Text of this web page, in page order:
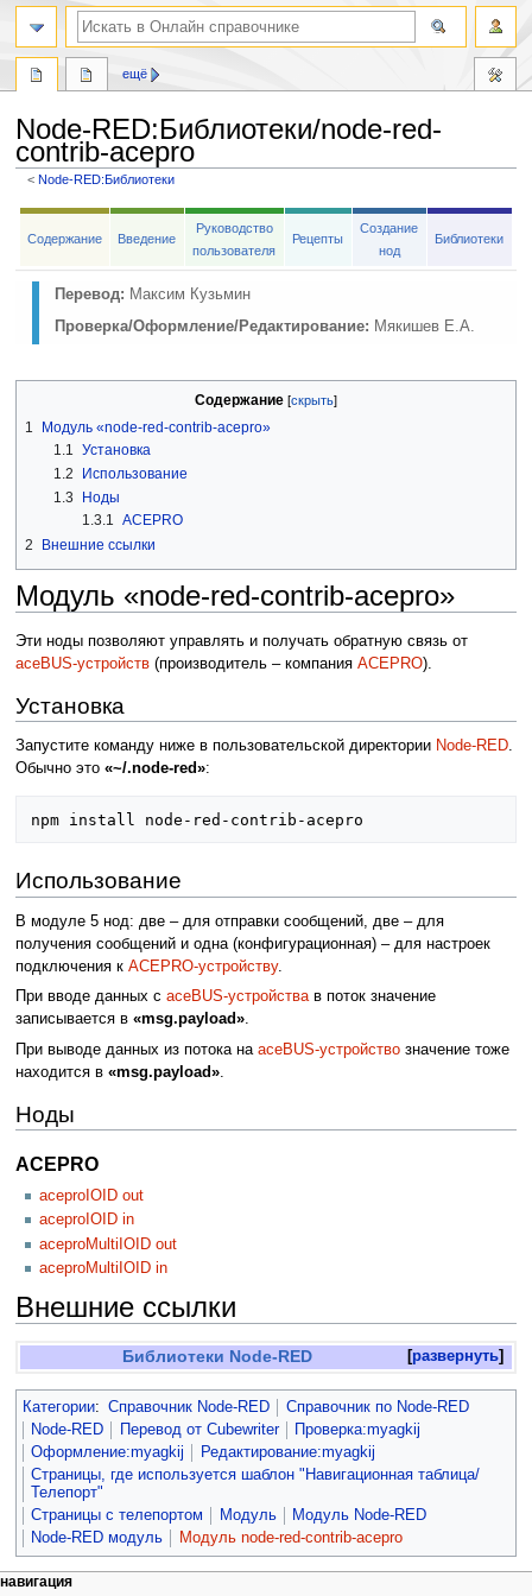
Node-RED:Библиотеки/node-red-
contrib-acepro
<Node-RED:Библиотеки
Перейти
Перейти
Содержание Введение
Руководство
пользователя
Рецепты
Создание
нод
Библиотеки
Перевод: Максим Кузьмин
Проверка/Оформление/Редактирование: Мякишев Е.А.
Содержание
1
Модуль «node-red-contrib-acepro»
1.1 Установка
1.2
Использование
1.3
Ноды
1.3.1 ACEPRO
2
Внешние ссылки
Модуль «node-red-contrib-acepro»
Эти ноды позволяют управлять и получать обратную связь от
aceBUS-устройств(производитель – компания ACEPRO).
Установка
Запустите команду ниже в пользовательской директории Node-RED.
Обычно это «~/.node-red»:
Использование
В модуле 5 нод: две – для отправки сообщений, две – для
получения сообщений и одна (конфигурационная) – для настроек
подключения к ACEPRO-устройству.
При вводе данных с aceBUS-устройствав поток значение
записывается в «msg.payload».
При выводе данных из потока на aceBUS-устройствозначение тоже
находится в «msg.payload».
Ноды
ACEPRO
aceproIOID out
aceproIOID in
aceproMultiIOID out
aceproMultiIOID in
Внешние ссылки
развернуть
Библиотеки Node-RED
Категории: Справочник Node-RED
Справочник по Node-RED
Node-RED
Перевод от Сubewriter
Проверка:myagkij
Оформление:myagkij
Редактирование:myagkij
Страницы, где используется шаблон "Навигационная таблица/
Телепорт"
Страницы с телепортом
Модуль
Модуль Node-RED
Node-RED модуль
Модуль node-red-contrib-acepro
ещё
навигация